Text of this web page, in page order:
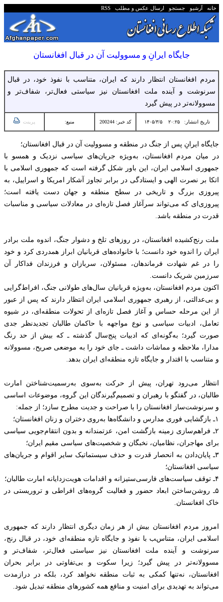
خانه آرشیو جستجو ارسال عکس و مطلب RSS
جایگاه ایرانِ و مسوولیت آن در قبال افغانستان
مردم افغانستان انتظار دارند که ایران، متناسب با نفوذ خود، در قبال
سرنوشت و آینده ملت افغانستان نیز سیاستی فعال‌تر، شفاف‌تر و
مسوولانه‌تر در پیش گیرد
تاریخ انتشار: ۲۰:۲۵ ۱۴۰۵/۳/۵ کد خبر: 200244 منبع: پرینت
جایگاه ایرانِ پس از جنگ در منطقه و مسوولیت آن در قبال افغانستان؛
در میان مردم افغانستان، به‌ویژه جریان‌های سیاسی نزدیک و همسو با
جمهوری اسلامی ایران، این باور شکل گرفته است که جمهوری اسلامی با
اتکا بر نصرت الهی و ایستادگی در برابر تجاوز آشکار امریکا و اسراییل، به
پیروزی بزرگ و تاریخی در سطح منطقه و جهان دست یافته است؛
پیروزی‌ای که می‌تواند سرآغاز فصل تازه‌ای در معادلات سیاسی و مناسبات
قدرت در منطقه باشد.
ملت رنج‌کشیده افغانستان، در روزهای تلخ و دشوار جنگ، اندوه ملت برادر
ایران را اندوه خود دانست؛ با خانواده‌های قربانیان ابراز همدردی کرد و خود
را در غم شهادت فرماندهان، مسئولان، سربازان و فرزندان فداکار آن
سرزمین شریک دانست.
اکنون مردم افغانستان، به‌ویژه قربانیان سال‌های طولانی جنگ، افراط‌گرایی
و بی‌عدالتی، از رهبری جمهوری اسلامی ایران انتظار دارند که پس از عبور
از این مرحله حساس و آغاز فصل تازه‌ای از تحولات منطقه‌ای، در شیوه
تعامل، ادبیات سیاسی و نوع مواجهه با حاکمان طالبان تجدیدنظر جدی
صورت گیرد؛ به‌گونه‌ای که ادبیات پنج‌سال گذشته ـ که بیش از حد رنگ
مدارا، ملاحظه و مماشات داشت ـ جای خود را به موضعی صریح، مسوولانه
و متناسب با اقتدار و جایگاه تازه منطقه‌ای ایران بدهد.
انتظار می‌رود تهران، پیش از حرکت به‌سوی به‌رسمیت‌شناختن امارت
طالبان، در گفتگو با رهبران و تصمیم‌گیرندگان این گروه، موضوعات اساسی
و سرنوشت‌ساز افغانستان را با صراحت و جدیت مطرح سازد؛ از جمله:
۱ـ بازگشایی فوری مدارس و دانشگاه‌ها به‌روی دختران و زنان افغانستان؛
۲ـ فراهم‌سازی زمینه بازگشت امن، عزتمندانه و بدون انتقام‌جویی سیاسی
برای مهاجران، نظامیان، نخبگان و شخصیت‌های سیاسی مقیم ایران؛
۳ـ پایان‌دادن به انحصار قدرت و حذف سیستماتیک سایر اقوام و جریان‌های
سیاسی افغانستان؛
۴ـ توقف سیاست‌های فارسی‌ستیزانه و اقدامات هویت‌زدایانه امارت طالبان؛
۵ـ روشن‌ساختن ابعاد حضور و فعالیت گروه‌های افراطی و تروریستی در
خاک افغانستان.
امروز مردم افغانستان بیش از هر زمان دیگری انتظار دارند که جمهوری
اسلامی ایران، متناسب با نفوذ و جایگاه تازه منطقه‌ای خود، در قبال رنج،
سرنوشت و آینده ملت افغانستان نیز سیاستی فعال‌تر، شفاف‌تر و
مسوولانه‌تر در پیش گیرد؛ زیرا سکوت و بی‌تفاوتی در برابر بحران
افغانستان، نه‌تنها کمکی به ثبات منطقه نخواهد کرد، بلکه در درازمدت
می‌تواند به تهدیدی برای امنیت و منافع همه کشورهای منطقه تبدیل شود.